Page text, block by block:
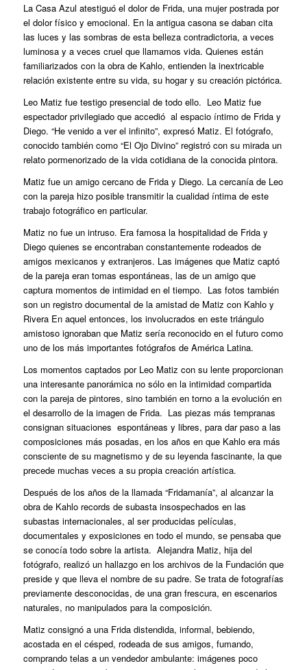
La Casa Azul atestiguó el dolor de Frida, una mujer postrada por
el dolor físico y emocional. En la antigua casona se daban cita
las luces y las sombras de esta belleza contradictoria, a veces
luminosa y a veces cruel que llamamos vida. Quienes están
familiarizados con la obra de Kahlo, entienden la inextricable
relación existente entre su vida, su hogar y su creación pictórica.
Leo Matiz fue testigo presencial de todo ello. Leo Matiz fue
espectador privilegiado que accedió al espacio íntimo de Frida y
Diego. “He venido a ver el infinito”, expresó Matiz. El fotógrafo,
conocido también como “El Ojo Divino” registró con su mirada un
relato pormenorizado de la vida cotidiana de la conocida pintora.
Matiz fue un amigo cercano de Frida y Diego. La cercanía de Leo
con la pareja hizo posible transmitir la cualidad íntima de este
trabajo fotográfico en particular.
Matiz no fue un intruso. Era famosa la hospitalidad de Frida y
Diego quienes se encontraban constantemente rodeados de
amigos mexicanos y extranjeros. Las imágenes que Matiz captó
de la pareja eran tomas espontáneas, las de un amigo que
captura momentos de intimidad en el tiempo. Las fotos también
son un registro documental de la amistad de Matiz con Kahlo y
Rivera En aquel entonces, los involucrados en este triángulo
amistoso ignoraban que Matiz sería reconocido en el futuro como
uno de los más importantes fotógrafos de América Latina.
Los momentos captados por Leo Matiz con su lente proporcionan
una interesante panorámica no sólo en la intimidad compartida
con la pareja de pintores, sino también en torno a la evolución en
el desarrollo de la imagen de Frida. Las piezas más tempranas
consignan situaciones espontáneas y libres, para dar paso a las
composiciones más posadas, en los años en que Kahlo era más
consciente de su magnetismo y de su leyenda fascinante, la que
precede muchas veces a su propia creación artística.
Después de los años de la llamada “Fridamanía”, al alcanzar la
obra de Kahlo records de subasta insospechados en las
subastas internacionales, al ser producidas películas,
documentales y exposiciones en todo el mundo, se pensaba que
se conocía todo sobre la artista. Alejandra Matiz, hija del
fotógrafo, realizó un hallazgo en los archivos de la Fundación que
preside y que lleva el nombre de su padre. Se trata de fotografías
previamente desconocidas, de una gran frescura, en escenarios
naturales, no manipulados para la composición.
Matiz consignó a una Frida distendida, informal, bebiendo,
acostada en el césped, rodeada de sus amigos, fumando,
comprando telas a un vendedor ambulante: imágenes poco